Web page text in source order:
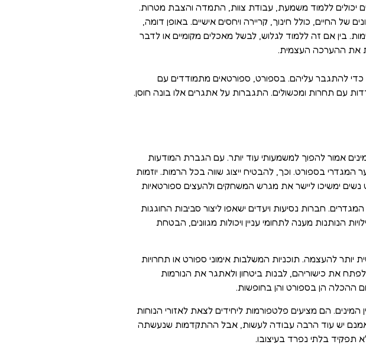
יכולים ללמוד משמעת, עבודת צוות, התמדה והצבת מטרות.
של החיים, כולל חינוך, קריירה ויחסים אישיים. באופן דומה,
בין אם זה ללמוד לגלוש, לבשל מאכלים מקומיים או לדבר
את ההערכה העצמית.
כדי להתגבר עליהם. בספורט, ספורטאים מתמודדים עם
עם תחרות ומכשולים. התגברות על אתגרים אלו בונה חוסן.
אמור להפוך למשמעותי עוד יותר. עם הגברת המודעות
המגדרי בספורט. וכך, להבטיח ייצוג שווה בכל הרמות. יוזמות
ימשיכו ליישר את מגרש המשחקים ולהעצים ספורטאיות
חברות נסיעות ויעדים ישאפו ליצור סביבות החוגגות
הנותנות מענה לתחומי עניין ויכולות מגוונים, הבטחת
יותר להעצמה. תוכניות המשלבות אימוני ספורט או תחרויות
לפתח את כישוריהם, לבנות ביטחון ולאתגר את הנורמות
ההכלה הן בספורט והן בחופשות.
הם מציעים פלטפורמות ליחידים לצאת לאזורי הנוחות
אמנם יש עוד הרבה עבודה לעשות, אבל ההתקדמות שנעשתה
תפקיד בלתי נפרד בעיצובו.